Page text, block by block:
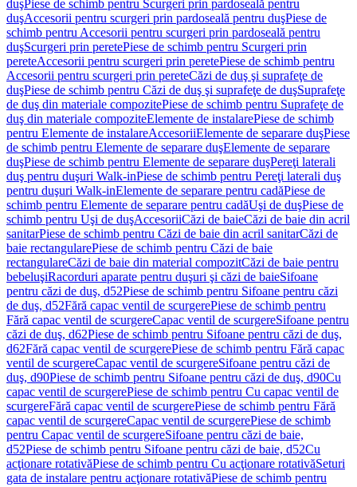
duşPiese de schimb pentru Scurgeri prin pardoseală pentru
duşAccesorii pentru scurgeri prin pardoseală pentru duşPiese de
schimb pentru Accesorii pentru scurgeri prin pardoseală pentru
duşScurgeri prin peretePiese de schimb pentru Scurgeri prin
pereteAccesorii pentru scurgeri prin peretePiese de schimb pentru
Accesorii pentru scurgeri prin pereteCăzi de duş şi suprafeţe de
duşPiese de schimb pentru Căzi de duş şi suprafeţe de duşSuprafeţe
de duş din materiale compozitePiese de schimb pentru Suprafeţe de
duş din materiale compoziteElemente de instalarePiese de schimb
pentru Elemente de instalareAccesoriiElemente de separare duşPiese
de schimb pentru Elemente de separare duşElemente de separare
duşPiese de schimb pentru Elemente de separare duşPereţi laterali
duş pentru duşuri Walk-inPiese de schimb pentru Pereţi laterali duş
pentru duşuri Walk-inElemente de separare pentru cadăPiese de
schimb pentru Elemente de separare pentru cadăUşi de duşPiese de
schimb pentru Uşi de duşAccesoriiCăzi de baieCăzi de baie din acril
sanitarPiese de schimb pentru Căzi de baie din acril sanitarCăzi de
baie rectangularePiese de schimb pentru Căzi de baie
rectangulareCăzi de baie din material compozitCăzi de baie pentru
bebeluşiRacorduri aparate pentru duşuri şi căzi de baieSifoane
pentru căzi de duş, d52Piese de schimb pentru Sifoane pentru căzi
de duş, d52Fără capac ventil de scurgerePiese de schimb pentru
Fără capac ventil de scurgereCapac ventil de scurgereSifoane pentru
căzi de duş, d62Piese de schimb pentru Sifoane pentru căzi de duş,
d62Fără capac ventil de scurgerePiese de schimb pentru Fără capac
ventil de scurgereCapac ventil de scurgereSifoane pentru căzi de
duş, d90Piese de schimb pentru Sifoane pentru căzi de duş, d90Cu
capac ventil de scurgerePiese de schimb pentru Cu capac ventil de
scurgereFără capac ventil de scurgerePiese de schimb pentru Fără
capac ventil de scurgereCapac ventil de scurgerePiese de schimb
pentru Capac ventil de scurgereSifoane pentru căzi de baie,
d52Piese de schimb pentru Sifoane pentru căzi de baie, d52Cu
acţionare rotativăPiese de schimb pentru Cu acţionare rotativăSeturi
gata de instalare pentru acţionare rotativăPiese de schimb pentru